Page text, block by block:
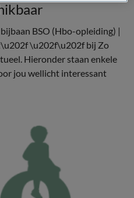
BSO (Hbo-opleiding) |
\u202f\u202f bij Zo
Hieronder staan enkele
jou wellicht interessant